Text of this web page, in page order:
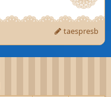
taespresb